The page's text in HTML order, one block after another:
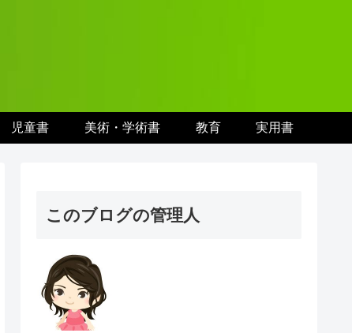
児童書 美術・学術書 教育 実用書
このブログの管理人